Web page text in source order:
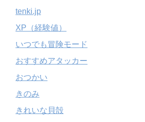
tenki.jp
XP（経験値）
いつでも冒険モード
おすすめアタッカー
おつかい
きのみ
きれいな貝殻